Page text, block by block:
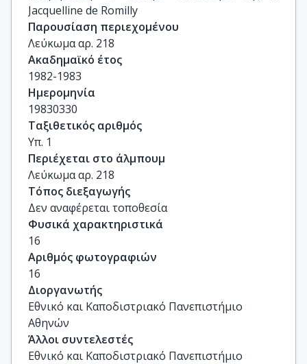
Jacquelline de Romilly
Παρουσίαση περιεχομένου
Λεύκωμα αρ. 218
Ακαδημαϊκό έτος
1982-1983
Ημερομηνία
19830330
Ταξιθετικός αριθμός
Υπ. 1
Περιέχεται στο άλμπουμ
Λεύκωμα αρ. 218
Τόπος διεξαγωγής
Δεν αναφέρεται τοποθεσία
Φυσικά χαρακτηριστικά
16
Αριθμός φωτογραφιών
16
Διοργανωτής
Εθνικό και Καποδιστριακό Πανεπιστήμιο
Αθηνών
Άλλοι συντελεστές
Εθνικό και Καποδιστριακό Πανεπιστήμιο